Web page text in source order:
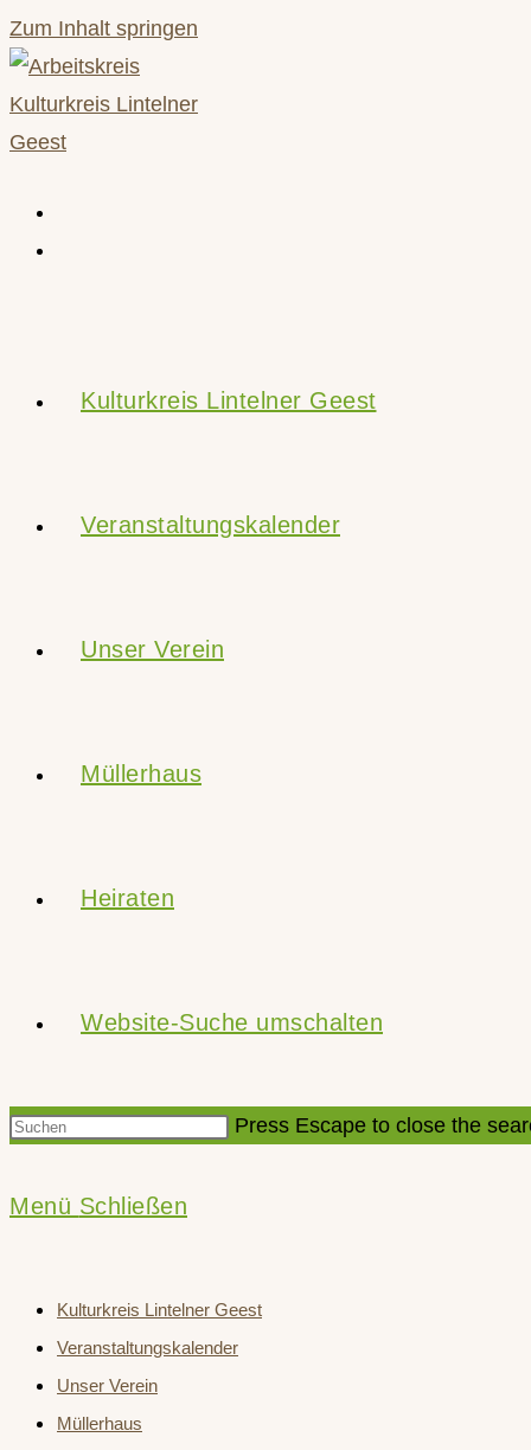
Zum Inhalt springen
Kulturkreis Lintelner Geest
Veranstaltungskalender
Unser Verein
Müllerhaus
Heiraten
Website-Suche umschalten
Press Escape to close the
Menü Schließen
Kulturkreis Lintelner Geest
Veranstaltungskalender
Unser Verein
Müllerhaus